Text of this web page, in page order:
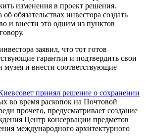
изменения в проект решения.
обязательствах инвестора создать
и внести это одним из пунктов
заявил, что тот готов
гарантии и подтвердить свои
музея и внести соответствующие
принял решение о сохранении
во время раскопок на Почтовой
прочего, предусматривает создание
Центр консервации предметов
международного архитектурного